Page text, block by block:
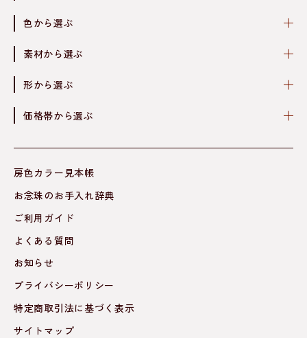
色から選ぶ
素材から選ぶ
形から選ぶ
価格帯から選ぶ
房色カラー見本帳
お念珠のお手入れ辞典
ご利用ガイド
よくある質問
お知らせ
プライバシーポリシー
特定商取引法に基づく表示
サイトマップ